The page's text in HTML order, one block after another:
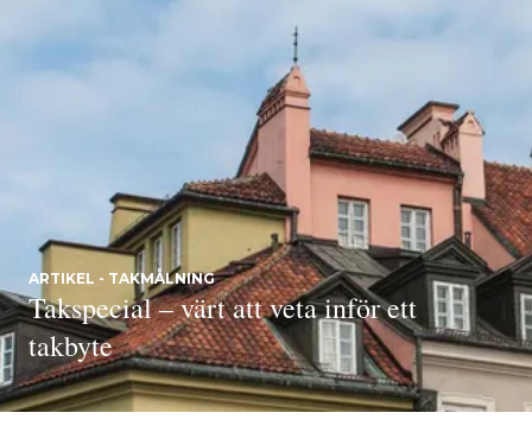
ARTIKEL - TAKMÅLNING
Takspecial – värt att veta inför ett
takbyte